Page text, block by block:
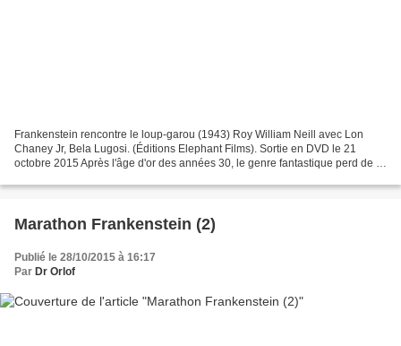
Frankenstein rencontre le loup-garou (1943) Roy William Neill avec Lon
Chaney Jr, Bela Lugosi. (Éditions Elephant Films). Sortie en DVD le 21
octobre 2015 Après l'âge d'or des années 30, le genre fantastique perd de la
Marathon Frankenstein (2)
Publié le 28/10/2015 à 16:17
Par Dr Orlof